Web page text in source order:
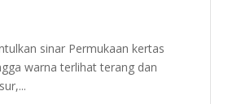
sinar Permukaan kertas
warna terlihat terang dan